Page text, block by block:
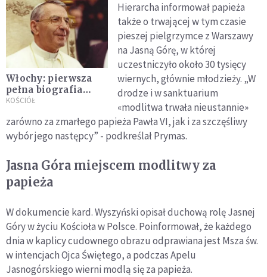
Włochy: pierwsza
pełna biografia
Albino Lucianiego -
KOŚCIÓŁ
Hierarcha informował papieża
także o trwającej w tym czasie
pieszej pielgrzymce z Warszawy
na Jasną Górę, w której
uczestniczyło około 30 tysięcy
wiernych, głównie młodzieży. „W
drodze i w sanktuarium
«modlitwa trwała nieustannie»
zarówno za zmarłego papieża Pawła VI, jak i za szczęśliwy
wybór jego następcy” - podkreślał Prymas.
Jasna Góra miejscem modlitwy za
papieża
W dokumencie kard. Wyszyński opisał duchową rolę Jasnej
Góry w życiu Kościoła w Polsce. Poinformował, że każdego
dnia w kaplicy cudownego obrazu odprawiana jest Msza św.
w intencjach Ojca Świętego, a podczas Apelu
Jasnogórskiego wierni modlą się za papieża.